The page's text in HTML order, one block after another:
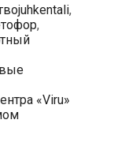
Метки
juhkentali,
,
«Viru»